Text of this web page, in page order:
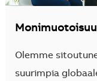
Olemme
suurimpia